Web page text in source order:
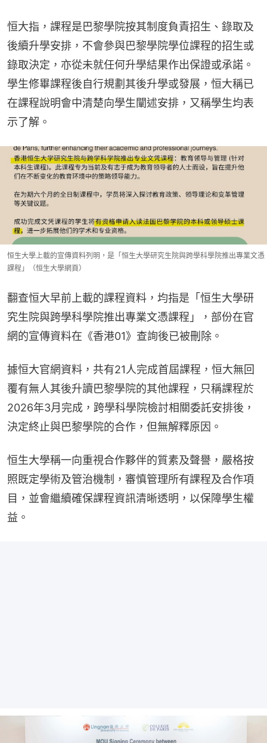
恒大指，課程是巴黎學院按其制度負責招生、錄取及
後續升學安排，不會參與巴黎學院學位課程的招生或
錄取決定，亦從未就任何升學結果作出保證或承諾。
學生修畢課程後自行規劃其後升學或發展，恒大稱已
在課程說明會中清楚向學生闡述安排，又稱學生均表
示了解。
恒生大學上載的宣傳資料列明，是「恒生大學研究生院與跨學科學院推出專業文憑
課程」（恒生大學網頁）
翻查恒大早前上載的課程資料，均指是「恒生大學研
究生院與跨學科學院推出專業文憑課程」，部份在官
網的宣傳資料在《香港01》查詢後已被刪除。
據恒大官網資料，共有21人完成首屆課程，恒大無回
覆有無人其後升讀巴黎學院的其他課程，只稱課程於
2026年3月完成，跨學科學院檢討相關委託安排後，
決定終止與巴黎學院的合作，但無解釋原因。
恒生大學稱一向重視合作夥伴的質素及聲譽，嚴格按
照既定學術及管治機制，審慎管理所有課程及合作項
目，並會繼續確保課程資訊清晰透明，以保障學生權
益。